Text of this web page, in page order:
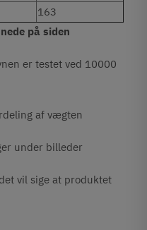
163
på siden
er testet ved 10000
af vægten
under billeder
vil sige at produktet